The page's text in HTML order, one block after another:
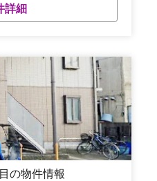
詳細
の物件情報